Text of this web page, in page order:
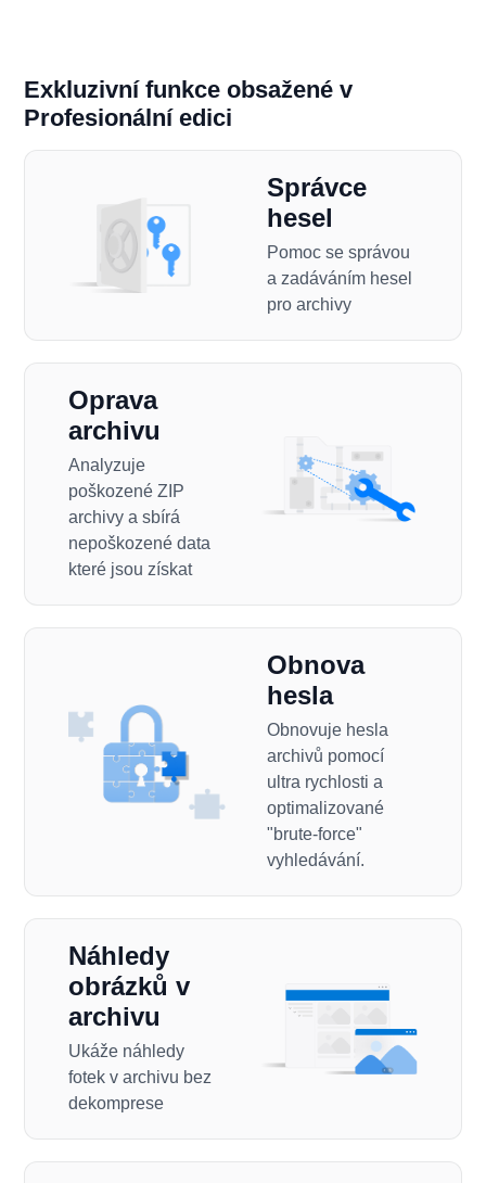
Exkluzivní funkce obsažené v
Profesionální edici
Správce
hesel
Pomoc se správou
a zadáváním hesel
pro archivy
Oprava
archivu
Analyzuje
poškozené ZIP
archivy a sbírá
nepoškozené data
které jsou získat
Obnova
hesla
Obnovuje hesla
archivů pomocí
ultra rychlosti a
optimalizované
"brute-force"
vyhledávání.
Náhledy
obrázků v
archivu
Ukáže náhledy
fotek v archivu bez
dekomprese